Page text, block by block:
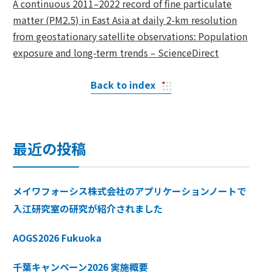
A continuous 2011–2022 record of fine particulate
matter (PM2.5) in East Asia at daily 2-km resolution
from geostationary satellite observations: Population
exposure and long-term trends – ScienceDirect
Back to index
最近の投稿
メイワフォーシス株式会社のアプリケーションノートで
入江研究室の研究が紹介されました
AOGS2026 Fukuoka
千葉キャンペーン2026 実施概要